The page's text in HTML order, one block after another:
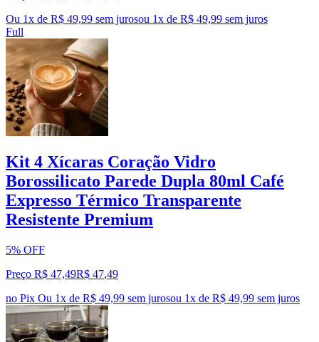
Ou 1x de R$ 49,99 sem jurosou 1x de R$ 49,99 sem juros
Full
Kit 4 Xícaras Coração Vidro
Borossilicato Parede Dupla 80ml Café
Expresso Térmico Transparente
Resistente Premium
5% OFF
Preço R$ 47,49R$ 47,49
no Pix Ou 1x de R$ 49,99 sem jurosou 1x de R$ 49,99 sem juros